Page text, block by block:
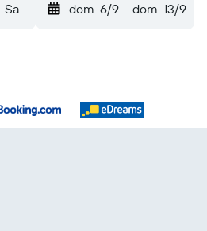
San Salvador Internacional de El Salvador (SAL) dom. 6/9 - dom. 13/9